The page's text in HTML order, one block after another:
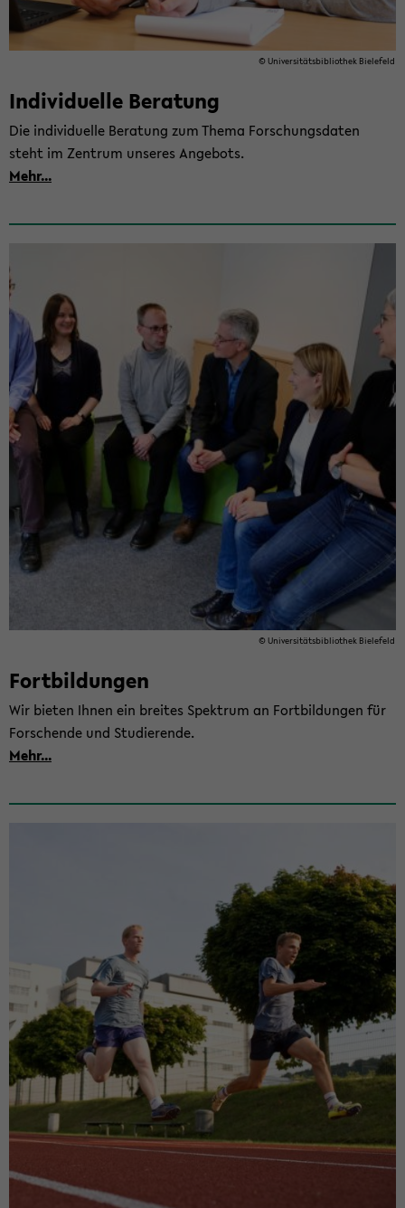
© Uni­ver­si­täts­bi­blio­thek Bie­le­feld
In­di­vi­du­el­le Be­ra­tung
Die in­di­vi­du­el­le Be­ra­tung zum Thema For­schungs­da­ten
steht im Zen­trum un­se­res An­ge­bots.
Mehr...
© Uni­ver­si­täts­bi­blio­thek Bie­le­feld
Fort­bil­dun­gen
Wir bie­ten Ihnen ein brei­tes Spek­trum an Fort­bil­dun­gen für
For­schen­de und Stu­die­ren­de.
Mehr...